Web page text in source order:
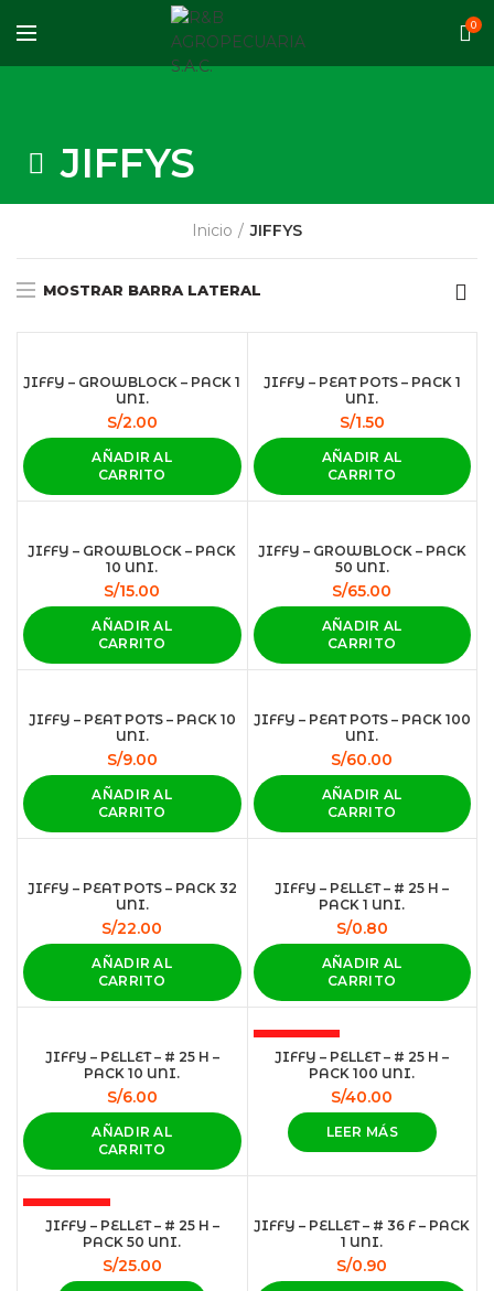
0
JIFFYS
Inicio JIFFYS
MOSTRAR BARRA LATERAL
JIFFY – GROWBLOCK – PACK 1
UNI.
S/2.00
AÑADIR AL
CARRITO
JIFFY – PEAT POTS – PACK 1
UNI.
S/1.50
AÑADIR AL
CARRITO
JIFFY – GROWBLOCK – PACK
10 UNI.
S/15.00
AÑADIR AL
CARRITO
JIFFY – GROWBLOCK – PACK
50 UNI.
S/65.00
AÑADIR AL
CARRITO
JIFFY – PEAT POTS – PACK 10
UNI.
S/9.00
AÑADIR AL
CARRITO
JIFFY – PEAT POTS – PACK 100
UNI.
S/60.00
AÑADIR AL
CARRITO
JIFFY – PEAT POTS – PACK 32
UNI.
S/22.00
AÑADIR AL
CARRITO
JIFFY – PELLET – # 25 H –
PACK 1 UNI.
S/0.80
AÑADIR AL
CARRITO
JIFFY – PELLET – # 25 H –
PACK 10 UNI.
S/6.00
AÑADIR AL
CARRITO
JIFFY – PELLET – # 25 H –
PACK 100 UNI.
S/40.00
LEER MÁS
JIFFY – PELLET – # 25 H –
PACK 50 UNI.
S/25.00
JIFFY – PELLET – # 36 F – PACK
1 UNI.
S/0.90